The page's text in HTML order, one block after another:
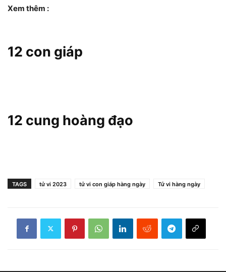
Xem thêm :
12 con giáp
12 cung hoàng đạo
TAGS tử vi 2023 tử vi con giáp hàng ngày Tử vi hàng ngày